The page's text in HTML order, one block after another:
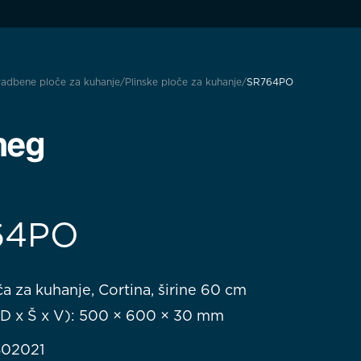
ploče za kuhanje Plinske ploče za kuhanje SR764PO
za kuhanje, Cortina, širine 60 cm
x Š x V): 500 × 600 × 30 mm